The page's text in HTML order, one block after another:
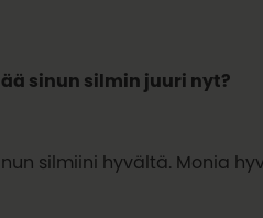
sinun silmin juuri nyt?
silmiini hyvältä. Monia